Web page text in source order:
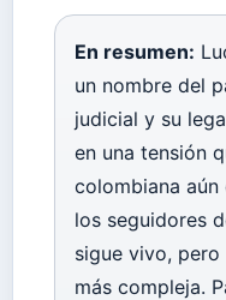
En resumen:
un nombre del
judicial y su
en una tensión
colombiana aún
los seguidores
sigue vivo,
más compleja.